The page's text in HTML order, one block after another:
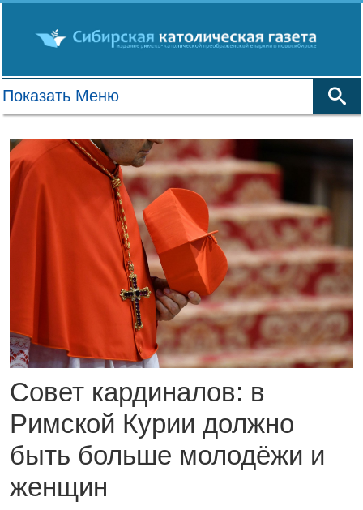
Совет кардиналов: в
Римской Курии должно
быть больше молодёжи и
женщин